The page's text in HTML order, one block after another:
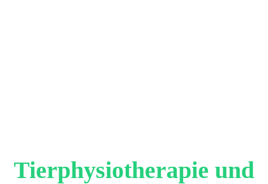
Tierphysiotherapie und